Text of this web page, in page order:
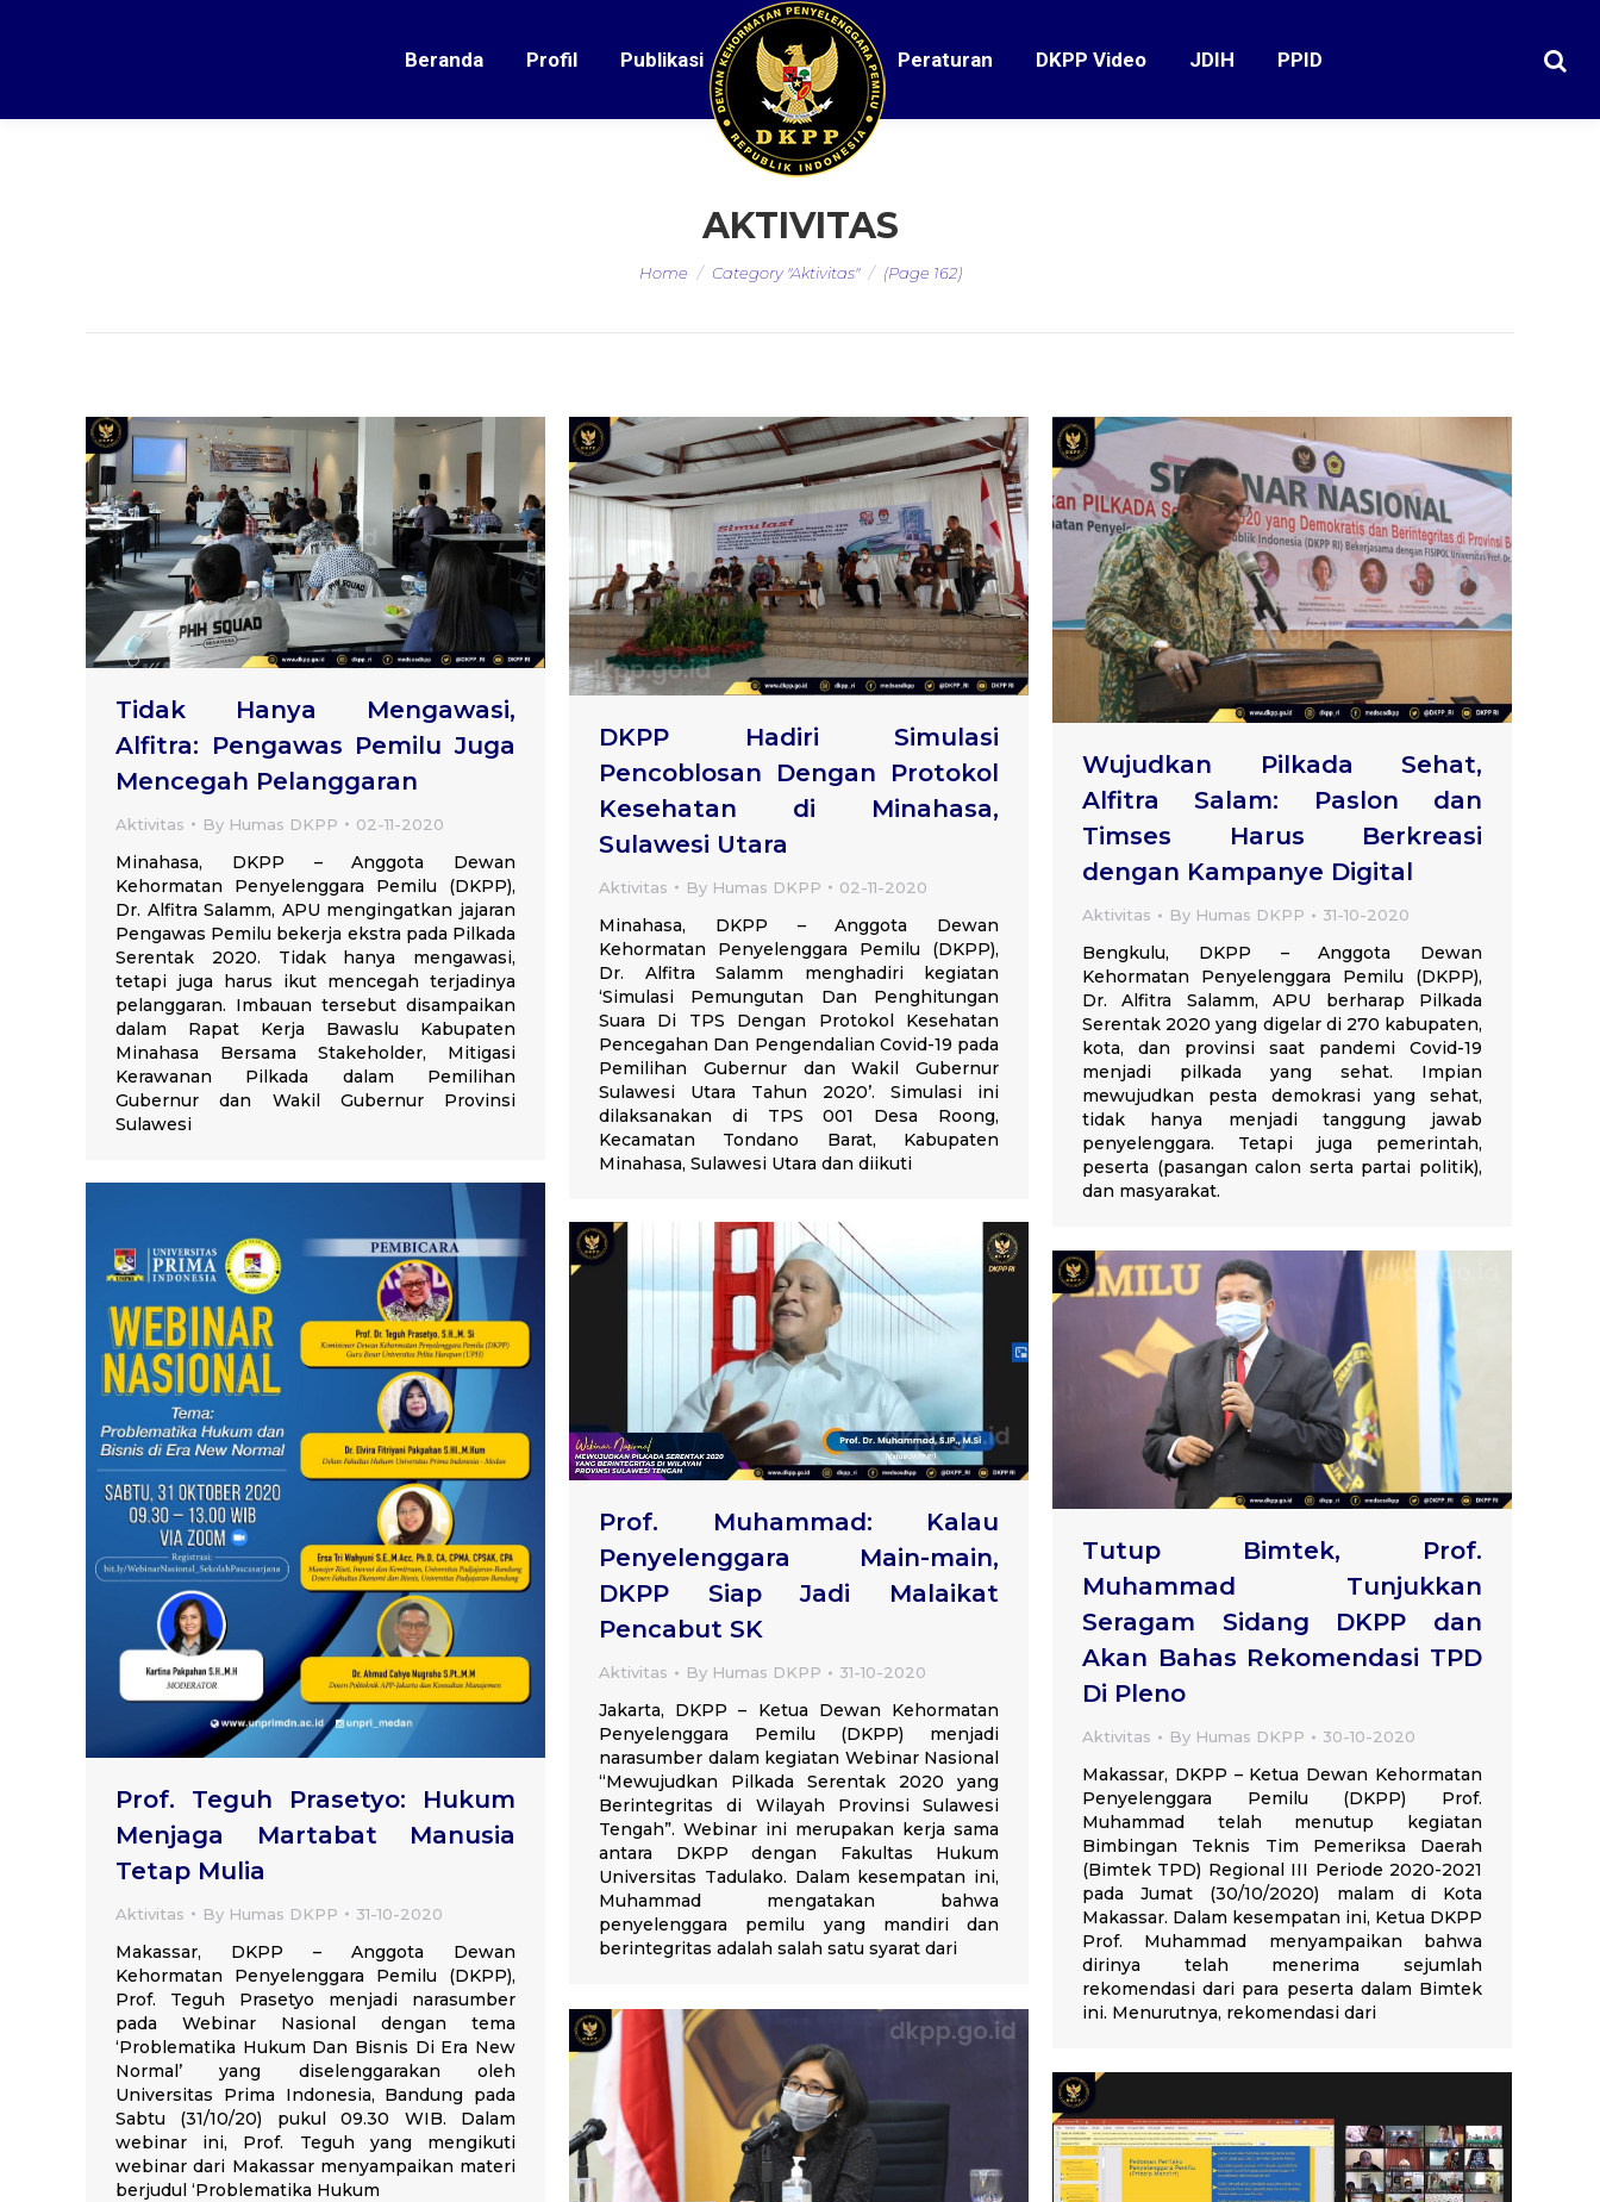
Beranda Profil Publikasi Peraturan DKPP Video JDIH PPID
AKTIVITAS
You are here:
Home Category "Aktivitas" (Page 162)
Tidak Hanya Mengawasi,
Alfitra: Pengawas Pemilu Juga
Mencegah Pelanggaran
Aktivitas By Humas DKPP 02-11-2020
Minahasa, DKPP – Anggota Dewan
Kehormatan Penyelenggara Pemilu (DKPP),
Dr. Alfitra Salamm, APU mengingatkan jajaran
Pengawas Pemilu bekerja ekstra pada Pilkada
Serentak 2020. Tidak hanya mengawasi,
tetapi juga harus ikut mencegah terjadinya
pelanggaran. Imbauan tersebut disampaikan
dalam Rapat Kerja Bawaslu Kabupaten
Minahasa Bersama Stakeholder, Mitigasi
Kerawanan Pilkada dalam Pemilihan
Gubernur dan Wakil Gubernur Provinsi
Sulawesi
DKPP Hadiri Simulasi
Pencoblosan Dengan Protokol
Kesehatan di Minahasa,
Sulawesi Utara
Aktivitas By Humas DKPP 02-11-2020
Minahasa, DKPP – Anggota Dewan
Kehormatan Penyelenggara Pemilu (DKPP),
Dr. Alfitra Salamm menghadiri kegiatan
‘Simulasi Pemungutan Dan Penghitungan
Suara Di TPS Dengan Protokol Kesehatan
Pencegahan Dan Pengendalian Covid-19 pada
Pemilihan Gubernur dan Wakil Gubernur
Sulawesi Utara Tahun 2020’. Simulasi ini
dilaksanakan di TPS 001 Desa Roong,
Kecamatan Tondano Barat, Kabupaten
Minahasa, Sulawesi Utara dan diikuti
Wujudkan Pilkada Sehat,
Alfitra Salam: Paslon dan
Timses Harus Berkreasi
dengan Kampanye Digital
Aktivitas By Humas DKPP 31-10-2020
Bengkulu, DKPP – Anggota Dewan
Kehormatan Penyelenggara Pemilu (DKPP),
Dr. Alfitra Salamm, APU berharap Pilkada
Serentak 2020 yang digelar di 270 kabupaten,
kota, dan provinsi saat pandemi Covid-19
menjadi pilkada yang sehat. Impian
mewujudkan pesta demokrasi yang sehat,
tidak hanya menjadi tanggung jawab
penyelenggara. Tetapi juga pemerintah,
peserta (pasangan calon serta partai politik),
dan masyarakat.
Prof. Teguh Prasetyo: Hukum
Menjaga Martabat Manusia
Tetap Mulia
Aktivitas By Humas DKPP 31-10-2020
Makassar, DKPP – Anggota Dewan
Kehormatan Penyelenggara Pemilu (DKPP),
Prof. Teguh Prasetyo menjadi narasumber
pada Webinar Nasional dengan tema
‘Problematika Hukum Dan Bisnis Di Era New
Normal’ yang diselenggarakan oleh
Universitas Prima Indonesia, Bandung pada
Sabtu (31/10/20) pukul 09.30 WIB. Dalam
webinar ini, Prof. Teguh yang mengikuti
webinar dari Makassar menyampaikan materi
berjudul ‘Problematika Hukum
Prof. Muhammad: Kalau
Penyelenggara Main-main,
DKPP Siap Jadi Malaikat
Pencabut SK
Aktivitas By Humas DKPP 31-10-2020
Jakarta, DKPP – Ketua Dewan Kehormatan
Penyelenggara Pemilu (DKPP) menjadi
narasumber dalam kegiatan Webinar Nasional
“Mewujudkan Pilkada Serentak 2020 yang
Berintegritas di Wilayah Provinsi Sulawesi
Tengah”. Webinar ini merupakan kerja sama
antara DKPP dengan Fakultas Hukum
Universitas Tadulako. Dalam kesempatan ini,
Muhammad mengatakan bahwa
penyelenggara pemilu yang mandiri dan
berintegritas adalah salah satu syarat dari
Tutup Bimtek, Prof.
Muhammad Tunjukkan
Seragam Sidang DKPP dan
Akan Bahas Rekomendasi TPD
Di Pleno
Aktivitas By Humas DKPP 30-10-2020
Makassar, DKPP – Ketua Dewan Kehormatan
Penyelenggara Pemilu (DKPP) Prof.
Muhammad telah menutup kegiatan
Bimbingan Teknis Tim Pemeriksa Daerah
(Bimtek TPD) Regional III Periode 2020-2021
pada Jumat (30/10/2020) malam di Kota
Makassar. Dalam kesempatan ini, Ketua DKPP
Prof. Muhammad menyampaikan bahwa
dirinya telah menerima sejumlah
rekomendasi dari para peserta dalam Bimtek
ini. Menurutnya, rekomendasi dari